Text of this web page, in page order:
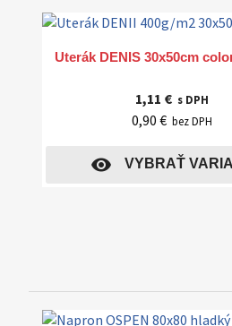
Rýchly náhľad
Uterák DENIS 30x50cm
1,11 € s DPH
0,90 € bez DPH
visibility VYBRAŤ